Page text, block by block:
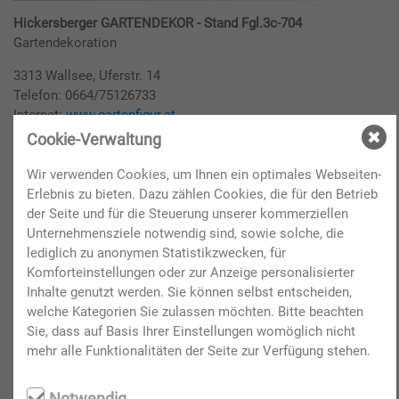
Hickersberger GARTENDEKOR - Stand Fgl.3c-704
Gartendekoration
3313 Wallsee, Uferstr. 14
Telefon: 0664/75126733
Internet:www.gartenfigur.at
E-Mail:office@hickersberger.at
HM Markier- und Bodentechnik e.U. - Stand H9-911
Beschriftungen
3180 Lilienfeld, Mariazeller Straße 3b
Telefon: 02762/52620
Internet:www.hickelsberger.at
E-Mail:office@hickelsberger.at
Hoamatkult die Kultmarke aus Österreich - Stand Fgl.4-440
Kult Fashion GmbH
Cookie-Verwaltung
Wir verwenden Cookies, um Ihnen ein optimales Webseiten-
Erlebnis zu bieten. Dazu zählen Cookies, die für den Betrieb
der Seite und für die Steuerung unserer kommerziellen
Unternehmensziele notwendig sind, sowie solche, die
lediglich zu anonymen Statistikzwecken, für
Komforteinstellungen oder zur Anzeige personalisierter
Inhalte genutzt werden. Sie können selbst entscheiden,
welche Kategorien Sie zulassen möchten. Bitte beachten
Sie, dass auf Basis Ihrer Einstellungen womöglich nicht
mehr alle Funktionalitäten der Seite zur Verfügung stehen.